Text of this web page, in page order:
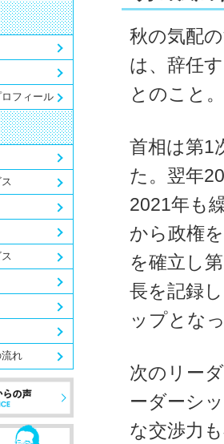
フィール
れ
秋の気配
は、辞任
とのこと。
首相は第1
た。翌年
2021年も
から政権
を確立し
長を記録
ップとな
次のリー
ーダーシ
な交渉力